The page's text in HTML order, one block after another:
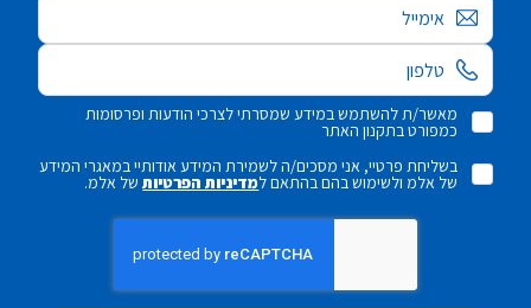
אימייל
מאשר/ת להשתמש במידע שמסרתי לצרכי הודעות ופרסומות
כמפורט בתקנון האתר
בשליחת פרטיי, אני מסכים/ה לשמירת המידע אודותיי במאגרי המידע
של אלמ ולשימוש בהם בהתאם למדיניות הפרטיותשל אלמ.